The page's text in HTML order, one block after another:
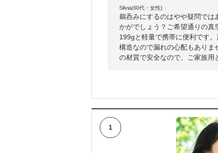
Silvia(60代・女性)
鵜呑みにするのはやや疑問で
かがでしょう？ご希望通りの
199gと軽量で携帯に便利です
構造なので漏れの心配もあり
の材質で安全なので、ご家族用
1